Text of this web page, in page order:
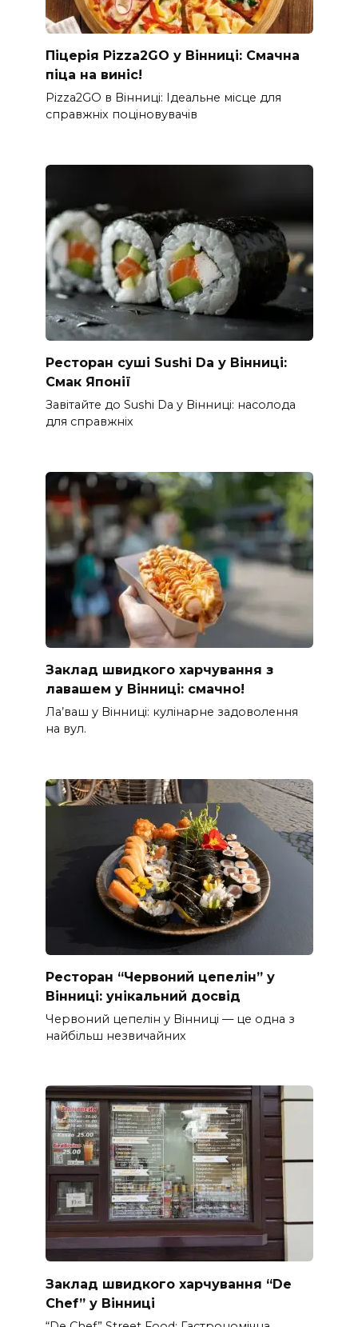
Піцерія Pizza2GO у Вінниці: Смачна
піца на виніс!
Pizza2GO в Вінниці: Ідеальне місце для
справжніх поціновувачів
Ресторан суші Sushi Da у Вінниці:
Смак Японії
Завітайте до Sushi Da у Вінниці: насолода
для справжніх
Заклад швидкого харчування з
лавашем у Вінниці: смачно!
Ла’ваш у Вінниці: кулінарне задоволення
на вул.
Ресторан “Червоний цепелін” у
Вінниці: унікальний досвід
Червоний цепелін у Вінниці — це одна з
найбільш незвичайних
Заклад швидкого харчування “De
Chef” у Вінниці